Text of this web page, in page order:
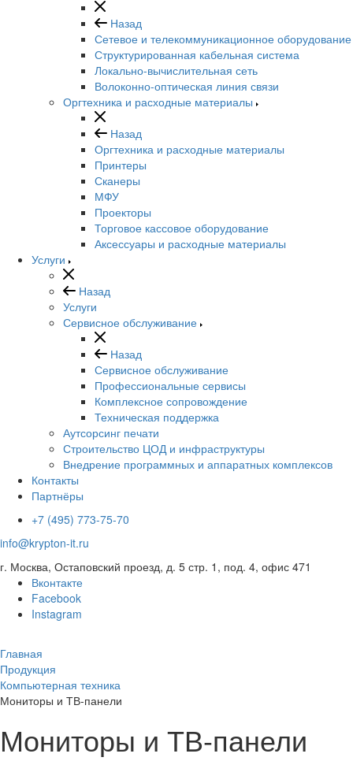
Назад
Сетевое и телекоммуникационное оборудование
Структурированная кабельная система
Локально-вычислительная сеть
Волоконно-оптическая линия связи
Оргтехника и расходные материалы
Назад
Оргтехника и расходные материалы
Принтеры
Сканеры
МФУ
Проекторы
Торговое кассовое оборудование
Аксессуары и расходные материалы
Услуги
Назад
Услуги
Сервисное обслуживание
Назад
Сервисное обслуживание
Профессиональные сервисы
Комплексное сопровождение
Техническая поддержка
Аутсорсинг печати
Строительство ЦОД и инфраструктуры
Внедрение программных и аппаратных комплексов
Контакты
Партнёры
+7 (495) 773-75-70
info@krypton-it.ru
г. Москва, Остаповский проезд, д. 5 стр. 1, под. 4, офис 471
Вконтакте
Facebook
Instagram
Главная
Продукция
Компьютерная техника
Мониторы и ТВ-панели
Мониторы и ТВ-панели